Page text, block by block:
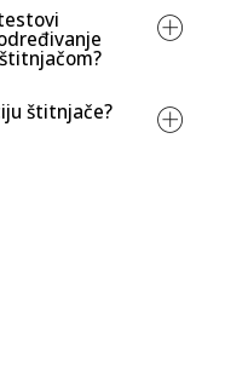
ili
Koji su
funkcije moje
štitnjače?